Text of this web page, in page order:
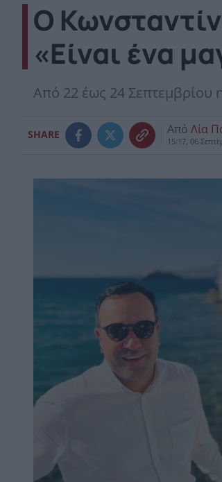
Ο
«Είναι ένα
Από 22 έως 24 Σεπτεμβρίου
SHARE Από Λία
15:17, 06